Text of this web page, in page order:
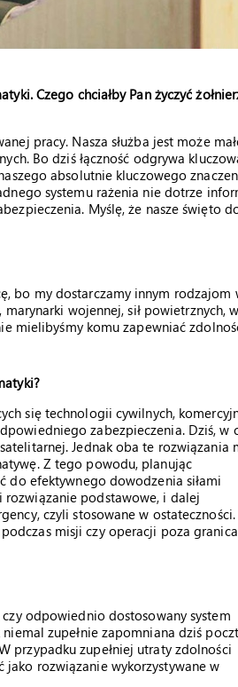
Czego chciałby Pan życzyć
pracy. Nasza służba jest może
Bo dziś łączność odgrywa
absolutnie kluczowego
systemu rażenia nie dotrze
Myślę, że nasze święto
bo my dostarczamy innym rodzajom
wojennej, sił powietrznych,
mielibyśmy komu zapewniać
się technologii cywilnych,
zabezpieczenia. Dziś, w
Jednak oba te rozwiązania
Z tego powodu, planując
do efektywnego dowodzenia siłami
rozwiązanie podstawowe, i dalej
czyli stosowane w ostateczności.
misji czy operacji poza
odpowiednio dostosowany system
zupełnie zapomniana dziś
przypadku zupełniej utraty zdolności
rozwiązanie wykorzystywane w